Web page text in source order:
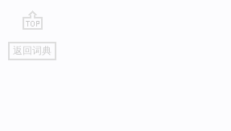
go
top
返回词典